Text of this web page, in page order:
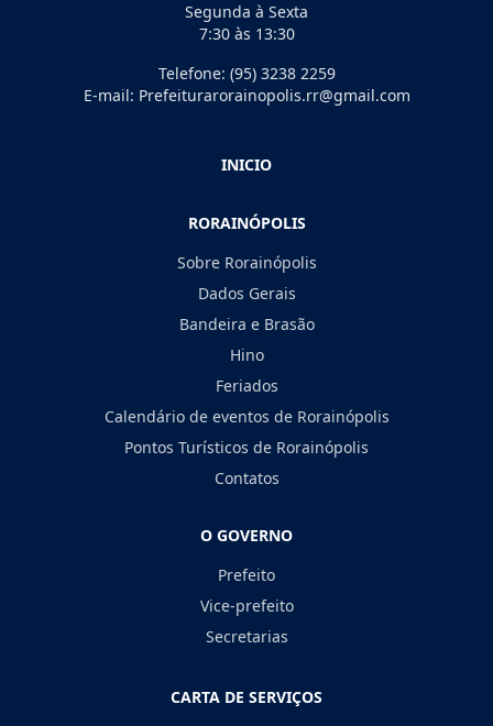
Segunda à Sexta
7:30 às 13:30
Telefone: (95) 3238 2259
E-mail: Prefeiturarorainopolis.rr@gmail.com
INICIO
RORAINÓPOLIS
Sobre Rorainópolis
Dados Gerais
Bandeira e Brasão
Hino
Feriados
Calendário de eventos de Rorainópolis
Pontos Turísticos de Rorainópolis
Contatos
O GOVERNO
Prefeito
Vice-prefeito
Secretarias
CARTA DE SERVIÇOS